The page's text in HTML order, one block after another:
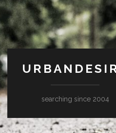
searching since 2004